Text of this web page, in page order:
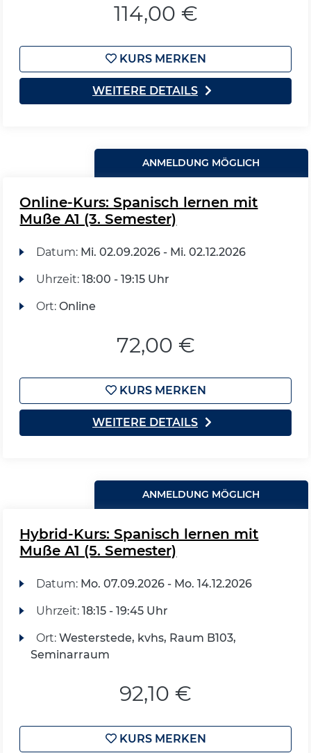
114,00 €
KURS MERKEN
WEITERE DETAILS
ANMELDUNG MÖGLICH
Online-Kurs: Spanisch lernen mit
Muße A1 (3. Semester)
Datum: Mi. 02.09.2026 - Mi. 02.12.2026
Uhrzeit: 18:00 - 19:15 Uhr
Ort: Online
72,00 €
KURS MERKEN
WEITERE DETAILS
ANMELDUNG MÖGLICH
Hybrid-Kurs: Spanisch lernen mit
Muße A1 (5. Semester)
Datum: Mo. 07.09.2026 - Mo. 14.12.2026
Uhrzeit: 18:15 - 19:45 Uhr
Ort: Westerstede, kvhs, Raum B103,
Seminarraum
92,10 €
KURS MERKEN